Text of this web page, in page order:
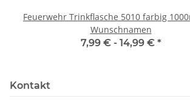
Feuerwehr Trinkflasche 5010 farbig 1000ml
Wunschnamen
7,99 € - 14,99 € *
Kontakt